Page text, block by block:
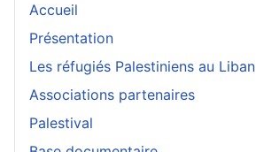
Accueil
Présentation
Les réfugiés Palestiniens au Liban
Associations partenaires
Palestival